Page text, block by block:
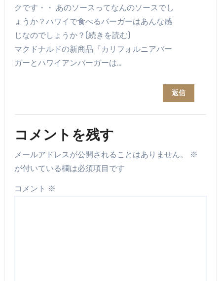
クです・・ あのソースってなんのソースでし
ょうか？ハワイで食べるバーガーはあんな感
じなのでしょうか？(続きを読む)
マクドナルドの新商品『カリフォルニアバー
ガーとハワイアンバーガーは…
返信
コメントを残す
メールアドレスが公開されることはありません。
※
が付いている欄は必須項目です
コメント ※